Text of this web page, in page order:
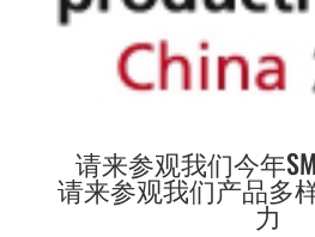
请来参观我们今年
请来参观我们产品多
力